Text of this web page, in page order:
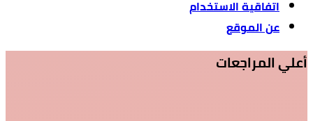
اتفاقية الاستخدام
عن الموقع
أعلي المراجعات